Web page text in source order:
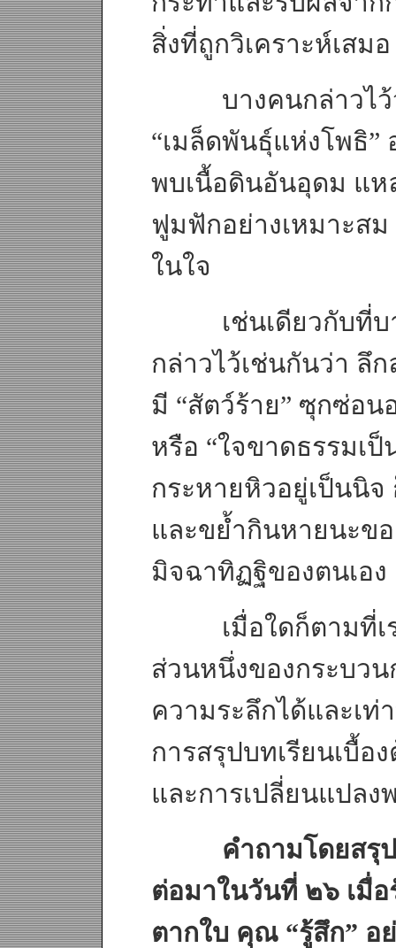
สิ่งที่ถูกวิเคราะห์เสมอ
บางคนกล่าวไว้ว่
“เมล็ดพันธุ์แห่งโพธิ”
พบเนื้อดินอันอุดม แห
ฟูมฟักอย่างเหมาะสม
ในใจ
เช่นเดียวกับที่บา
กล่าวไว้เช่นกันว่า ลึ
มี “สัตว์ร้าย” ซุกซ่อน
หรือ “ใจขาดธรรมเป็
กระหายหิวอยู่เป็นนิ
และขย้ำกินหายนะข
มิจฉาทิฏฐิของตนเอง
เมื่อใดก็ตามที่เรา
ส่วนหนึ่งของกระบว
ความระลึกได้และเท่
การสรุปบทเรียนเบื้
และการเปลี่ยนแปล
คำถามโดยสรุปก็
ต่อมาในวันที่ ๒๖ เมื่
ตากใบ คุณ “รู้สึก” อ